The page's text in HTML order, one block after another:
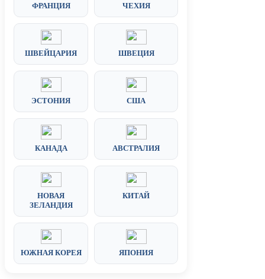
ФРАНЦИЯ ЧЕХИЯ
ШВЕЙЦАРИЯ ШВЕЦИЯ
ЭСТОНИЯ США
КАНАДА АВСТРАЛИЯ
НОВАЯ
ЗЕЛАНДИЯ
КИТАЙ
ЮЖНАЯ КОРЕЯ ЯПОНИЯ